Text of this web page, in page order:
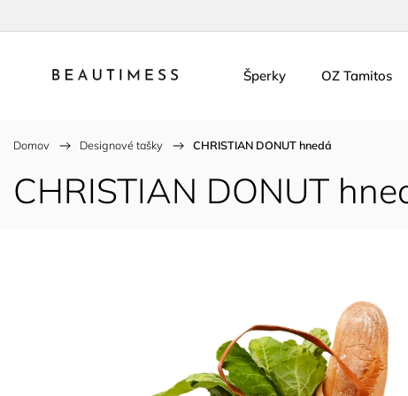
Šperky OZ Tamitos
Domov / Designové tašky / CHRISTIAN DONUT hnedá
CHRISTIAN DONUT